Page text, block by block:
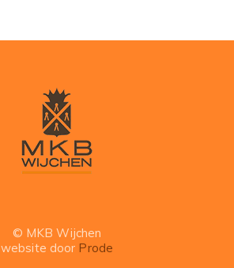
© MKB Wijchen
website door Prode